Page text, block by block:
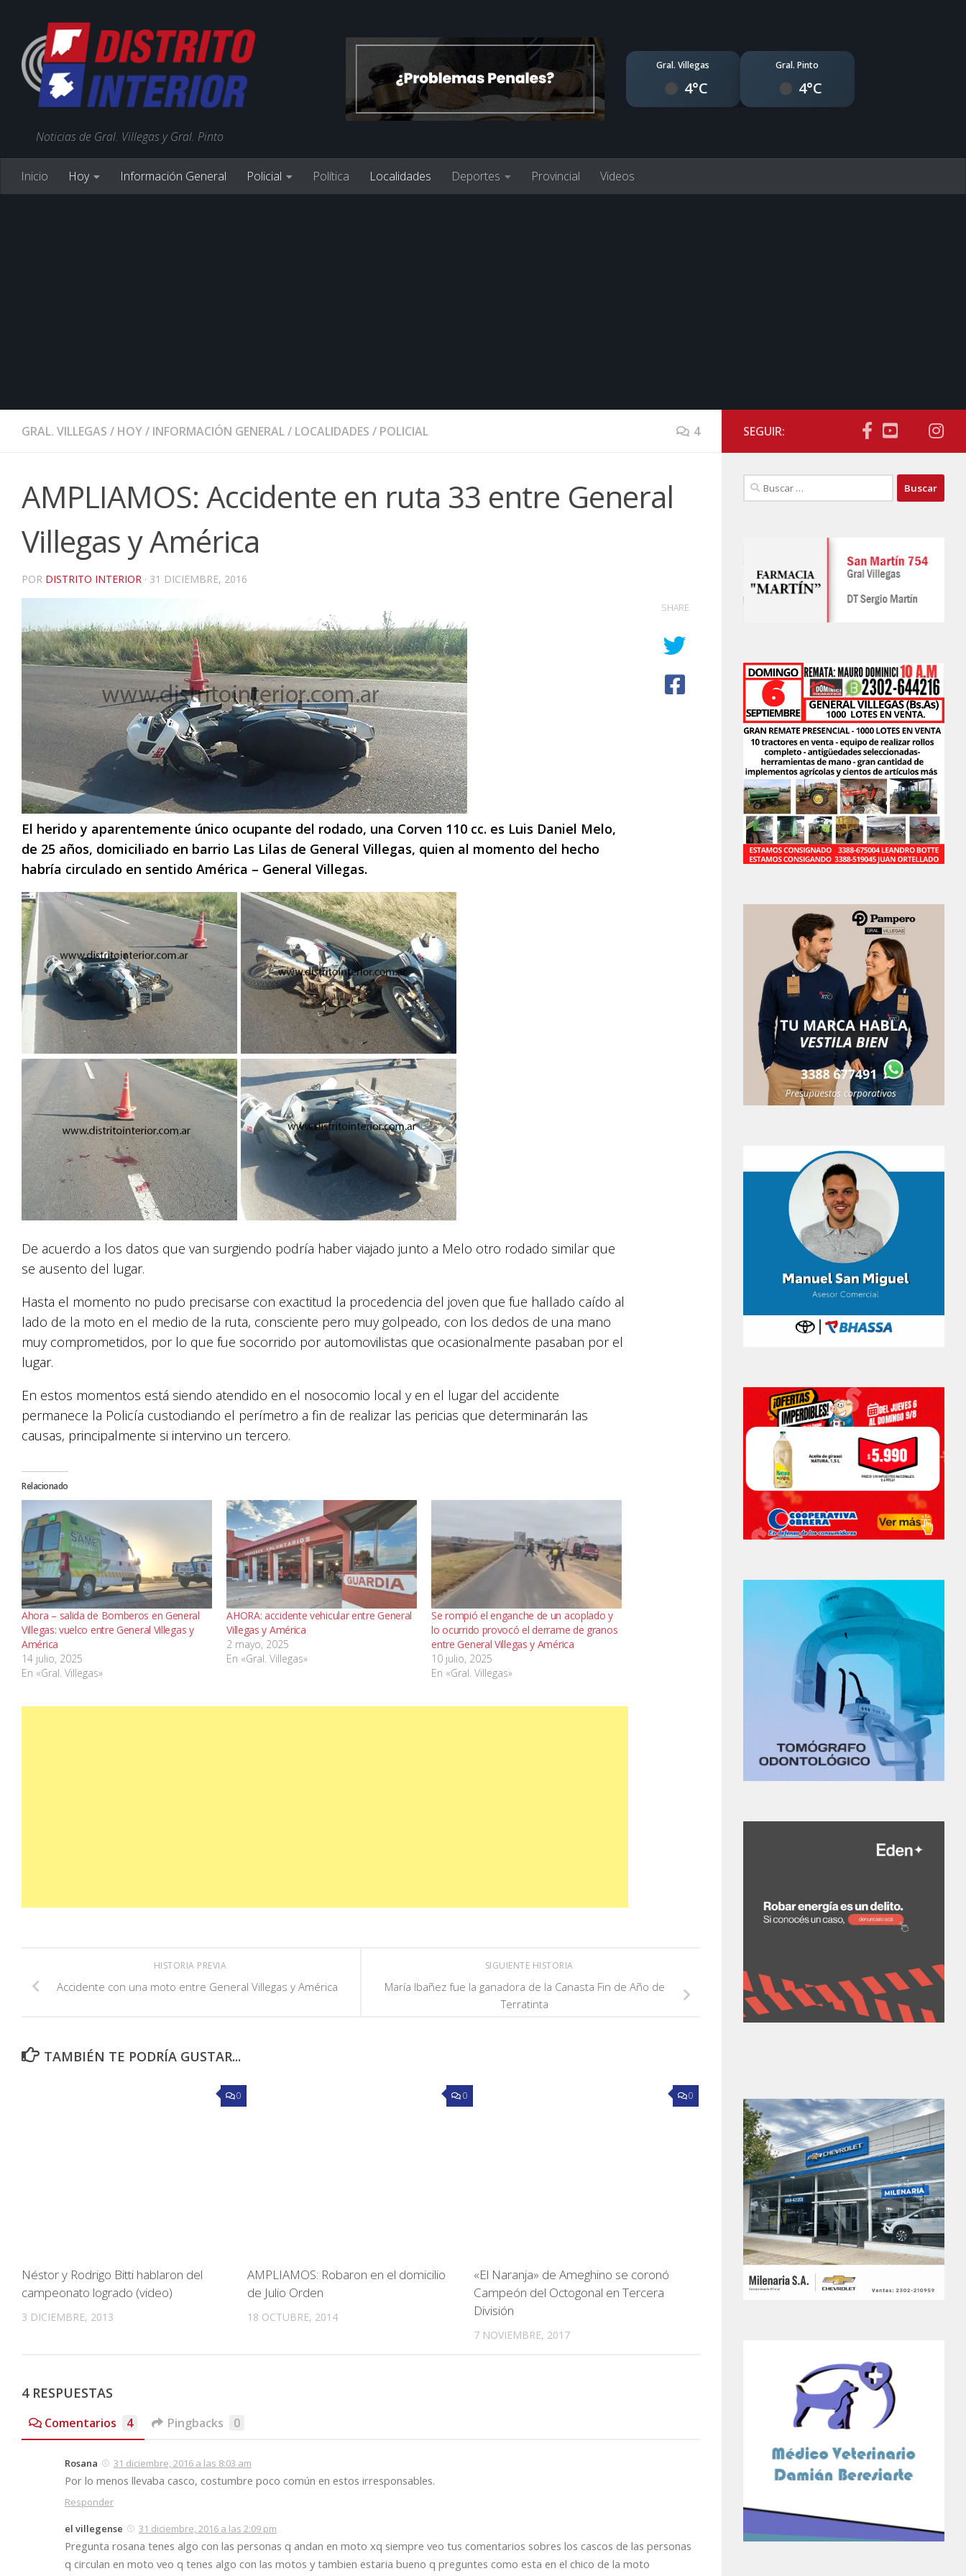
Noticias de Gral. Villegas y Gral. Pinto
Gral. Villegas
4°C
Gral. Pinto
4°C
Inicio Hoy Información General Policial Política Localidades Deportes Provincial Videos
GRAL. VILLEGAS / HOY/ INFORMACIÓN GENERAL/ LOCALIDADES / POLICIAL 4
AMPLIAMOS: Accidente en ruta 33 entre General
Villegas y América
POR DISTRITO INTERIOR · 31 DICIEMBRE, 2016
El herido y aparentemente único ocupante del rodado, una Corven 110 cc. es Luis Daniel Melo,
de 25 años, domiciliado en barrio Las Lilas de General Villegas, quien al momento del hecho
habría circulado en sentido América – General Villegas.
De acuerdo a los datos que van surgiendo podría haber viajado junto a Melo otro rodado similar que
se ausento del lugar.
Hasta el momento no pudo precisarse con exactitud la procedencia del joven que fue hallado caído al
lado de la moto en el medio de la ruta, consciente pero muy golpeado, con los dedos de una mano
muy comprometidos, por lo que fue socorrido por automovilistas que ocasionalmente pasaban por el
lugar.
En estos momentos está siendo atendido en el nosocomio local y en el lugar del accidente
permanece la Policía custodiando el perímetro a fin de realizar las pericias que determinarán las
causas, principalmente si intervino un tercero.
Relacionado
Ahora – salida de Bomberos en General
Villegas: vuelco entre General Villegas y
América
14 julio, 2025
En «Gral. Villegas»
AHORA: accidente vehicular entre General
Villegas y América
2 mayo, 2025
En «Gral. Villegas»
Se rompió el enganche de un acoplado y
lo ocurrido provocó el derrame de granos
entre General Villegas y América
10 julio, 2025
En «Gral. Villegas»
SHARE
SIGUIENTE HISTORIA
María Ibañez fue la ganadora de la Canasta Fin de Año de
Terratinta
HISTORIA PREVIA
Accidente con una moto entre General Villegas y América
TAMBIÉN TE PODRÍA GUSTAR...
0
Néstor y Rodrigo Bitti hablaron del
campeonato logrado (video)
3 DICIEMBRE, 2013
0
AMPLIAMOS: Robaron en el domicilio
de Julio Orden
18 OCTUBRE, 2014
0
«El Naranja» de Ameghino se coronó
Campeón del Octogonal en Tercera
División
7 NOVIEMBRE, 2017
4 RESPUESTAS
Comentarios 4 Pingbacks 0
Rosana 31 diciembre, 2016 a las 8:03 am
Por lo menos llevaba casco, costumbre poco común en estos irresponsables.
Responder
el villegense 31 diciembre, 2016 a las 2:09 pm
Pregunta rosana tenes algo con las personas q andan en moto xq siempre veo tus comentarios sobres los cascos de las personas
q circulan en moto veo q tenes algo con las motos y tambien estaria bueno q preguntes como esta en el chico de la moto
SEGUIR:
Buscar: